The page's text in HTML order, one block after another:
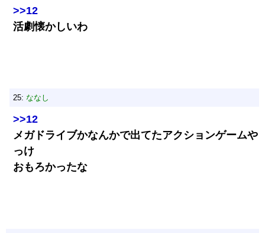
>>12
活劇懐かしいわ
25: ななし
>>12
メガドライブかなんかで出てたアクションゲームや
っけ
おもろかったな